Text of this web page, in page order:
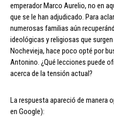
emperador Marco Aurelio, no en
que se le han adjudicado. Para
numerosas familias aún
ideológicas y religiosas que
Nochevieja, hace poco opté por
Antonino. ¿Qué lecciones puede
acerca de la tensión actual?
La respuesta apareció de manera
en Google):